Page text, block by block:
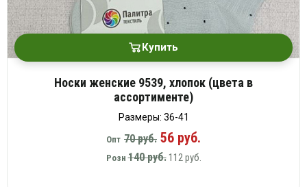
Купить
Носки женские 9539, хлопок (цвета в
ассортименте)
Размеры: 36-41
Опт 70 руб. 56 руб.
Розн 140 руб.112 руб.